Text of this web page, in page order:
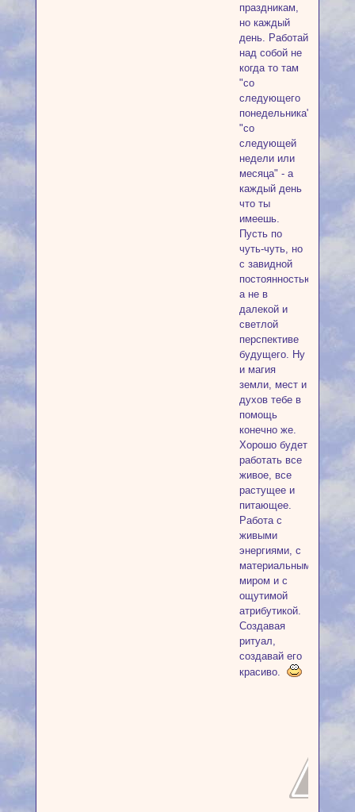
праздникам,
но каждый
день. Работай
над собой не
когда то там
"со
следующего
понедельника",
"со
следующей
недели или
месяца" - а
каждый день
что ты
имеешь.
Пусть по
чуть-чуть, но
с завидной
постоянностью,
а не в
далекой и
светлой
перспективе
будущего. Ну
и магия
земли, мест и
духов тебе в
помощь
конечно же.
Хорошо будет
работать все
живое, все
растущее и
питающее.
Работа с
живыми
энергиями, с
материальным
миром и с
ощутимой
атрибутикой.
Создавая
ритуал,
создавай его
красиво.